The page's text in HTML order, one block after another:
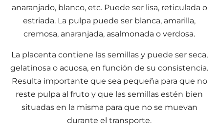
anaranjado, blanco, etc. Puede ser lisa, reticulada o
estriada. La pulpa puede ser blanca, amarilla,
cremosa, anaranjada, asalmonada o verdosa.
La placenta contiene las semillas y puede ser seca,
gelatinosa o acuosa, en función de su consistencia.
Resulta importante que sea pequeña para que no
reste pulpa al fruto y que las semillas estén bien
situadas en la misma para que no se muevan
durante el transporte.